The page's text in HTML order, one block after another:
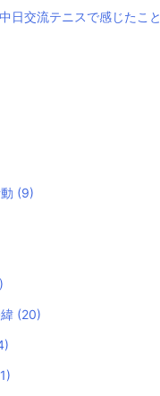
日交流テニスで感じたこと
(9)
(20)